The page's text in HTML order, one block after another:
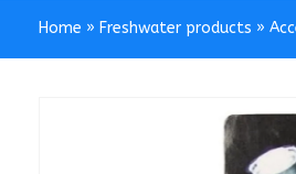
Home » Freshwater products »